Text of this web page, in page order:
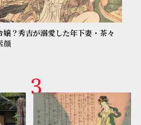
？秀吉が溺愛した年下妻・茶々
顔